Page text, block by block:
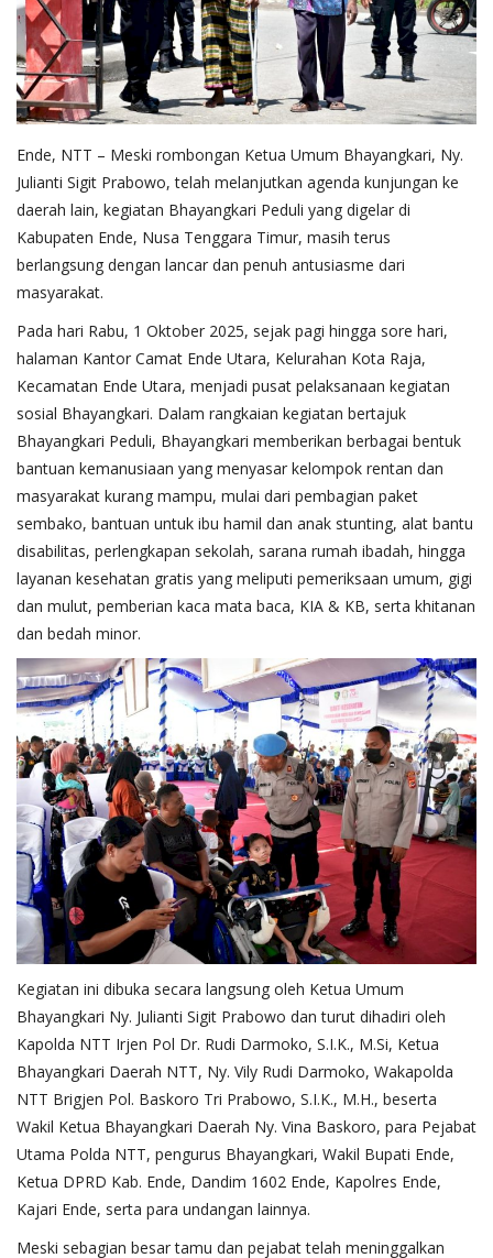
Ende, NTT – Meski rombongan Ketua Umum Bhayangkari, Ny.
Julianti Sigit Prabowo, telah melanjutkan agenda kunjungan ke
daerah lain, kegiatan Bhayangkari Peduli yang digelar di
Kabupaten Ende, Nusa Tenggara Timur, masih terus
berlangsung dengan lancar dan penuh antusiasme dari
masyarakat.
Pada hari Rabu, 1 Oktober 2025, sejak pagi hingga sore hari,
halaman Kantor Camat Ende Utara, Kelurahan Kota Raja,
Kecamatan Ende Utara, menjadi pusat pelaksanaan kegiatan
sosial Bhayangkari. Dalam rangkaian kegiatan bertajuk
Bhayangkari Peduli, Bhayangkari memberikan berbagai bentuk
bantuan kemanusiaan yang menyasar kelompok rentan dan
masyarakat kurang mampu, mulai dari pembagian paket
sembako, bantuan untuk ibu hamil dan anak stunting, alat bantu
disabilitas, perlengkapan sekolah, sarana rumah ibadah, hingga
layanan kesehatan gratis yang meliputi pemeriksaan umum, gigi
dan mulut, pemberian kaca mata baca, KIA & KB, serta khitanan
dan bedah minor.
Kegiatan ini dibuka secara langsung oleh Ketua Umum
Bhayangkari Ny. Julianti Sigit Prabowo dan turut dihadiri oleh
Kapolda NTT Irjen Pol Dr. Rudi Darmoko, S.I.K., M.Si, Ketua
Bhayangkari Daerah NTT, Ny. Vily Rudi Darmoko, Wakapolda
NTT Brigjen Pol. Baskoro Tri Prabowo, S.I.K., M.H., beserta
Wakil Ketua Bhayangkari Daerah Ny. Vina Baskoro, para Pejabat
Utama Polda NTT, pengurus Bhayangkari, Wakil Bupati Ende,
Ketua DPRD Kab. Ende, Dandim 1602 Ende, Kapolres Ende,
Kajari Ende, serta para undangan lainnya.
Meski sebagian besar tamu dan pejabat telah meninggalkan